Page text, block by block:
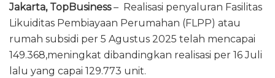
c
e
b
it
te
r
a
ts
A
e
g
ra
re
a
d
ai
l
n
t
ai
l
Jakarta, TopBusiness– Realisasi penyaluran Fasilitas
Likuiditas Pembiayaan Perumahan (FLPP) atau
rumah subsidi per 5 Agustus 2025 telah mencapai
149.368,meningkat dibandingkan realisasi per 16 Juli
lalu yang capai 129.773 unit.